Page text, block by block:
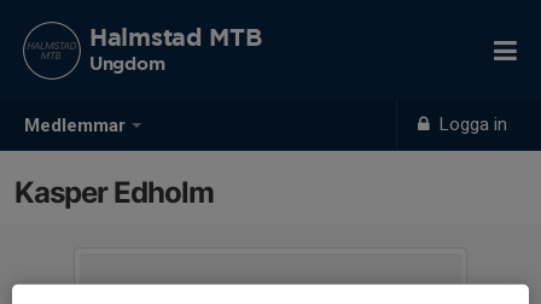
Medlemmar Logga in
Halmstad MTB
Ungdom
Kasper Edholm